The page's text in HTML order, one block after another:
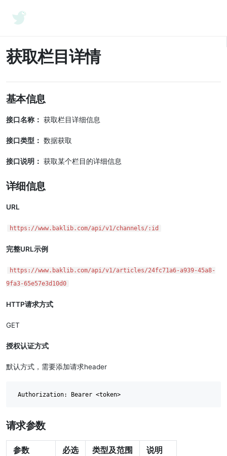
获取栏目详情
基本信息
接口名称： 获取栏目详细信息
接口类型： 数据获取
接口说明： 获取某个栏目的详细信息
详细信息
URL
https://www.baklib.com/api/v1/channels/:id
完整URL示例
https://www.baklib.com/api/v1/articles/24fc71a6-a939-45a8-
9fa3-65e57e3d10d0
HTTP请求方式
GET
授权认证方式
默认方式，需要添加请求header
请求参数
参数 必选 类型及范围
说明